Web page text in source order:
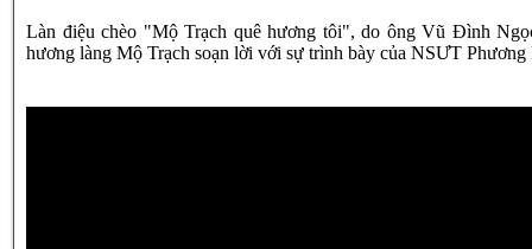
Làn điệu chèo "Mộ Trạch quê hương tôi", do ông Vũ Đình
hương làng Mộ Trạch soạn lời với sự trình bày của NSƯT Phương